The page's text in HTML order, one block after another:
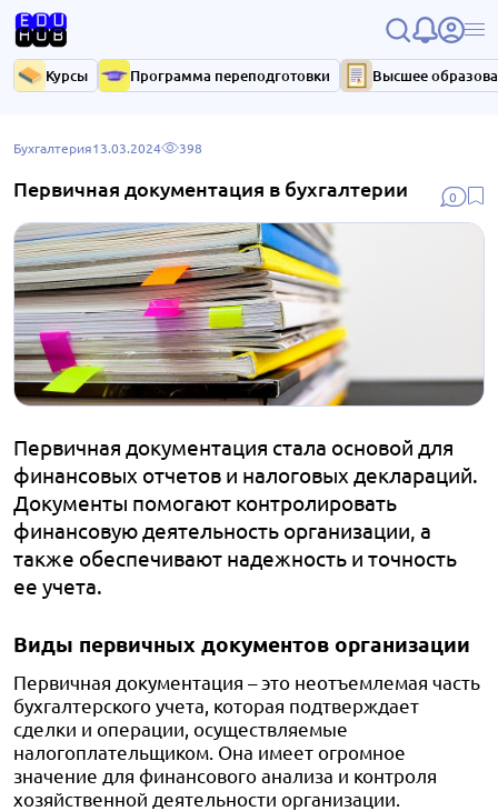
Курсы Программа переподготовки Высшее
0
Бухгалтерия13.03.2024 398
Первичная документация в бухгалтерии
Первичная документация стала основой для
финансовых отчетов и налоговых деклараций.
Документы помогают контролировать
финансовую деятельность организации, а
также обеспечивают надежность и точность
ее учета.
Виды первичных документов организации
Первичная документация – это неотъемлемая часть
бухгалтерского учета, которая подтверждает
сделки и операции, осуществляемые
налогоплательщиком. Она имеет огромное
значение для финансового анализа и контроля
хозяйственной деятельности организации.